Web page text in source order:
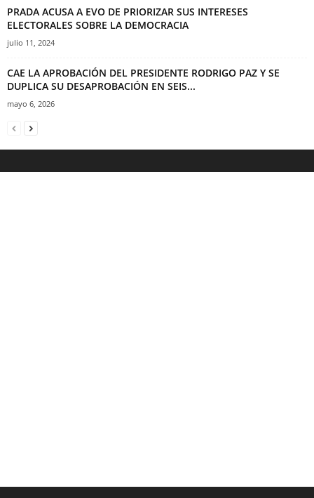
PRADA ACUSA A EVO DE PRIORIZAR SUS INTERESES
ELECTORALES SOBRE LA DEMOCRACIA
julio 11, 2024
CAE LA APROBACIÓN DEL PRESIDENTE RODRIGO PAZ Y SE
DUPLICA SU DESAPROBACIÓN EN SEIS...
mayo 6, 2026